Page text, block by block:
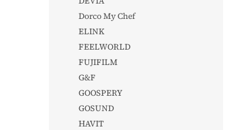
Dorco My Chef
ELINK
FEELWORLD
FUJIFILM
G&F
GOOSPERY
GOSUND
HAVIT